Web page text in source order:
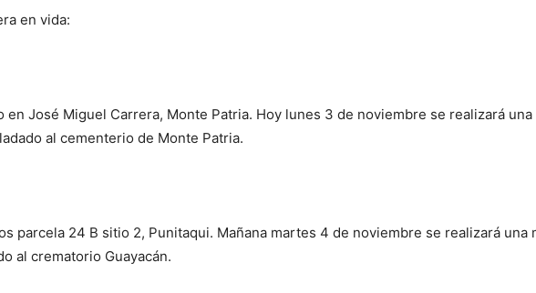
en vida:
José Miguel Carrera, Monte Patria. Hoy lunes 3 de noviembre se realizará una
al cementerio de Monte Patria.
parcela 24 B sitio 2, Punitaqui. Mañana martes 4 de noviembre se realizará una
al crematorio Guayacán.